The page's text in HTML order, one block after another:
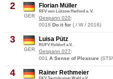
2
GER
Florian Müller
RFV von Lützow Herford e. V.
Gespann 020:
0018 Do it for ( / W / 2016)
3
GER
Luisa Pütz
RUFV Holdorf e.V.
Gespann 027:
001 A Sense of Pleasure
4 Rainer Rethmeier